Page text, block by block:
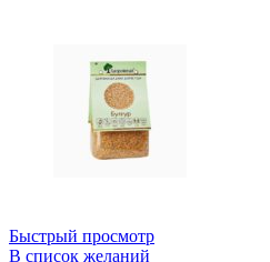
Быстрый просмотр
В список желаний